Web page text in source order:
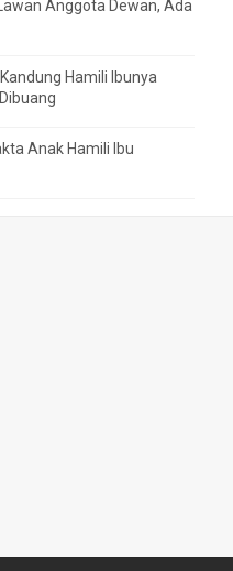
Anggota Dewan, Ada
Hamili Ibunya
Anak Hamili Ibu